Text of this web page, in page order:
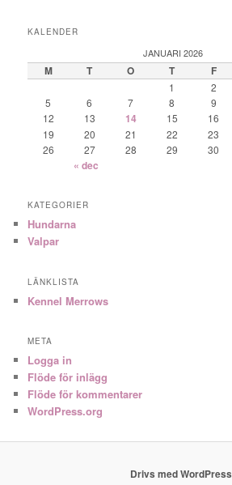
KALENDER
JANUARI 2026
M T O T F
1 2
5
6 7 8 9
12
13 14 15 16
19
20 21 22 23
26
27 28 29 30
« dec
KATEGORIER
Hundarna
Valpar
LÄNKLISTA
Kennel Merrows
META
Logga in
Flöde för inlägg
Flöde för kommentarer
WordPress.org
Drivs med WordPress